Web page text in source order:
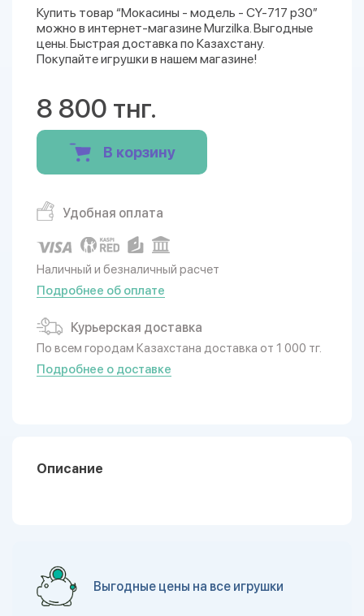
Купить товар “Мокасины - модель - CY-717 р30”
можно в интернет-магазине Murzilka. Выгодные
цены. Быстрая доставка по Казахстану.
Покупайте игрушки в нашем магазине!
8 800 тнг.
В корзину
Удобная оплата
Наличный и безналичный расчет
Подробнее об оплате
Курьерская доставка
По всем городам Казахстана доставка от 1 000 тг.
Подробнее о доставке
Описание
Выгодные цены на все игрушки